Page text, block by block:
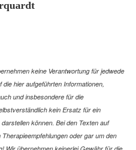
keine Verantwortung für jedwede
hier aufgeführten Informationen,
und insbesondere für die
kein Ersatz für ein
können. Bei den Texten auf
oder gar um den